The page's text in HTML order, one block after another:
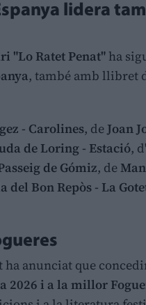
lidera
"Lo Ratet Penat" ha
, també amb llibret
- Carolines, de Joan
de Loring - Estació, d'
de Gómiz, de
del Bon Repòs - La
anunciat que
2026 i a la millor